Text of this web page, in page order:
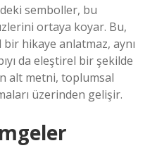
semboller, bu
ortaya koyar. Bu,
hikaye anlatmaz, aynı
da eleştirel bir şekilde
alt metni, toplumsal
üzerinden gelişir.